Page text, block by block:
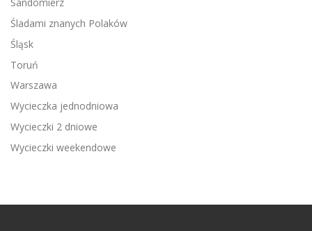
Sandomierz
Śladami znanych Polaków
Śląsk
Toruń
Warszawa
Wycieczka jednodniowa
Wycieczki 2 dniowe
Wycieczki weekendowe